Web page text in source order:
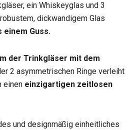
ein Whiskeyglas und 3
dickwandigem Glas
einem Guss.
der Trinkgläser mit dem
2 asymmetrischen Ringe verleiht
einen einzigartigen zeitlosen
und designmäßig einheitliches